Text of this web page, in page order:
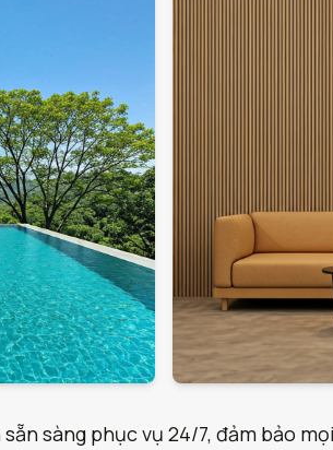
sẵn sàng phục vụ 24/7, đảm bảo